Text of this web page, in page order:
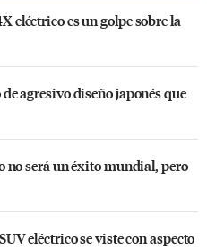
eléctrico es un golpe sobre la
agresivo diseño japonés que
no será un éxito mundial, pero
eléctrico se viste con aspecto